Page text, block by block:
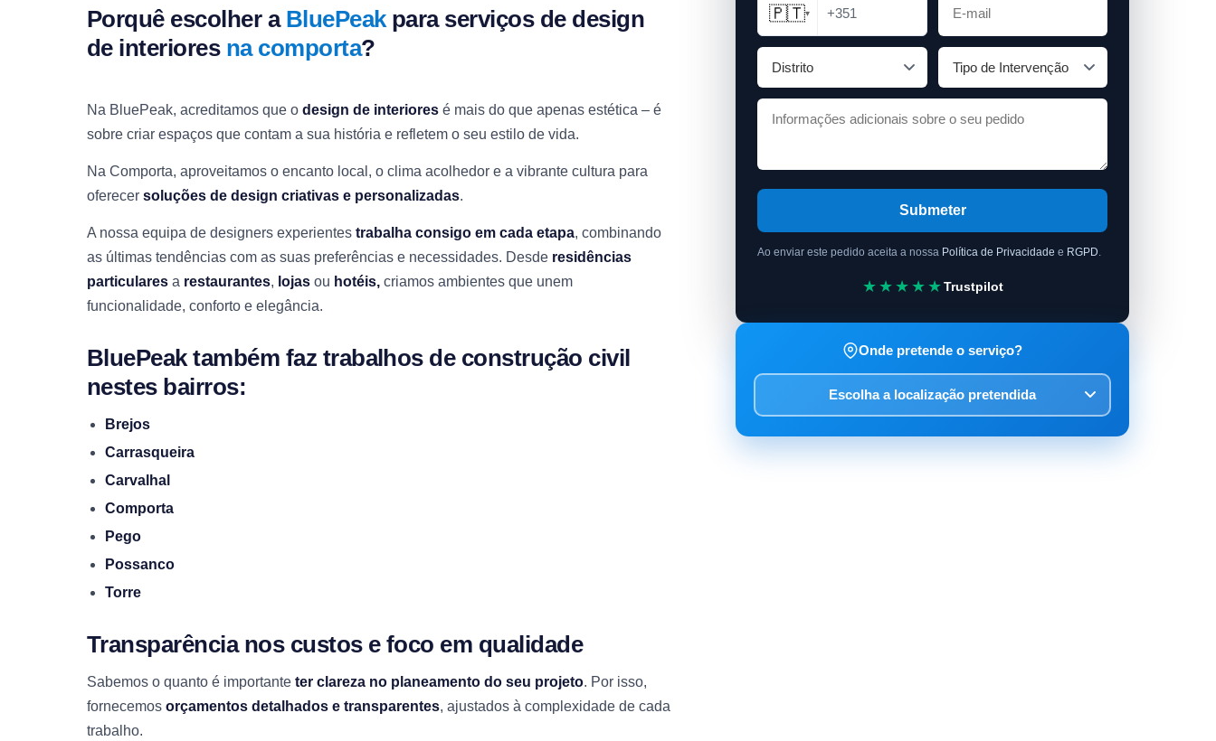
Porquê escolher a BluePeakpara serviços de design
de interiores na comporta?
Na BluePeak, acreditamos que o design de interiores é mais do que apenas estética – é
sobre criar espaços que contam a sua história e refletem o seu estilo de vida.
Na Comporta, aproveitamos o encanto local, o clima acolhedor e a vibrante cultura para
oferecer soluções de design criativas e personalizadas.
A nossa equipa de designers experientes trabalha consigo em cada etapa, combinando
as últimas tendências com as suas preferências e necessidades. Desde residências
particulares a restaurantes, lojas ou hotéis, criamos ambientes que unem
funcionalidade, conforto e elegância.
BluePeak também faz trabalhos de construção civil
nestes bairros:
Brejos
Carrasqueira
Carvalhal
Comporta
Pego
Possanco
Torre
Transparência nos custos e foco em qualidade
Sabemos o quanto é importante ter clareza no planeamento do seu projeto. Por isso,
fornecemos orçamentos detalhados e transparentes, ajustados à complexidade de cada
trabalho.
🇵🇹▾ +351
Submeter
Ao enviar este pedido aceita a nossa Política de Privacidade e RGPD
★★★★★Trustpilot
Onde pretende o serviço?